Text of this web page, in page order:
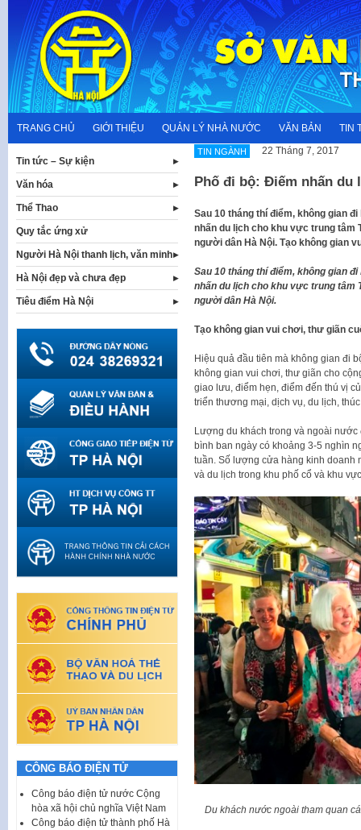
content
TRANG CHỦ GIỚI THIỆU QUẢN LÝ NHÀ NƯỚC VĂN BẢN TIN
TIN NGÀNH 22 Tháng 7, 2017
Phố đi bộ: Điếm nhấn du
Sau 10 tháng thí điểm, không gian
nhấn du lịch cho khu vực trung tâm
người dân Hà Nội. Tạo không gian
Sau 10 tháng thí điểm, không gian
nhấn du lịch cho khu vực trung tâm
người dân Hà Nội.
Tạo không gian vui chơi, thư giãn
Hiệu quả đầu tiên mà không gian đi
không gian vui chơi, thư giãn cho
giao lưu, điểm hẹn, điểm đến thú vị
triển thương mại, dịch vụ, du lịch,
Lượng du khách trong và ngoài
bình ban ngày có khoảng 3-5 nghìn
tuần. Số lượng cửa hàng kinh doanh
và du lịch trong khu phố cổ và khu
Du khách nước ngoài tham quan
Tin tức – Sự kiện
Văn hóa
Thể Thao
Quy tắc ứng xử
Người Hà Nội thanh lịch, văn minh
Hà Nội đẹp và chưa đẹp
Tiêu điểm Hà Nội
CÔNG BÁO ĐIỆN TỬ
Công báo điện tử nước Cộng
hòa xã hội chủ nghĩa Việt Nam
Công báo điện tử thành phố Hà